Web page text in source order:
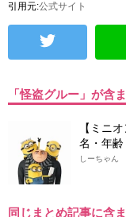
引用元:公式サイト
「怪盗グルー」が含
【ミニ
名・年齢
しーちゃん
同じまとめ記事に含